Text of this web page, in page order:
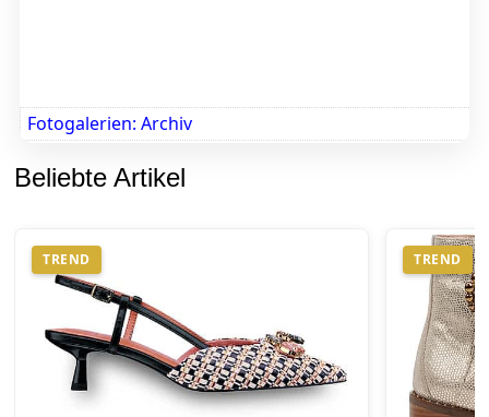
Fotogalerien: Archiv
Beliebte Artikel
TREND TREND